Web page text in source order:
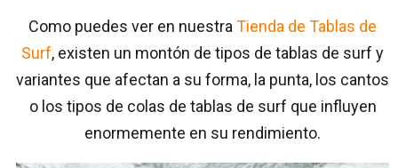
Como puedes ver en nuestra Tienda de Tablas de
Surf, existen un montón de tipos de tablas de surf y
variantes que afectan a su forma, la punta, los cantos
o los tipos de colas de tablas de surf que influyen
enormemente en su rendimiento.